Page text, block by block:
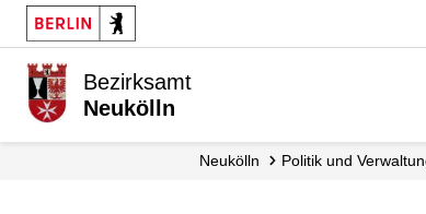
Bezirksamt
Neukölln
Neukölln Politik und